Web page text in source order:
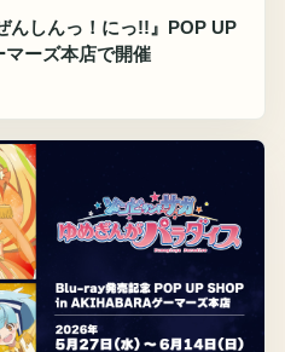
んしんっ！にっ!!』POP UP
ーズ本店で開催